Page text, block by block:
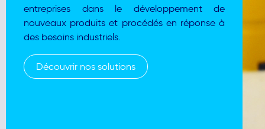
entreprises dans le développement de
nouveaux produits et procédés en réponse à
des besoins industriels.
Découvrir nos solutions